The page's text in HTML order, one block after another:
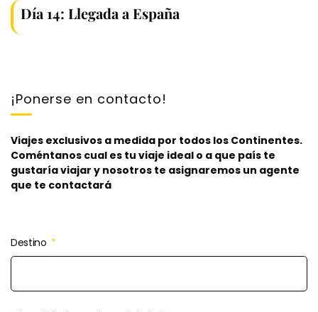
Día 14: Llegada a España
¡Ponerse en contacto!
Viajes exclusivos a medida por todos los Continentes.
Coméntanos cual es tu viaje ideal o a que país te
gustaría viajar y nosotros te asignaremos un agente
que te contactará
Destino